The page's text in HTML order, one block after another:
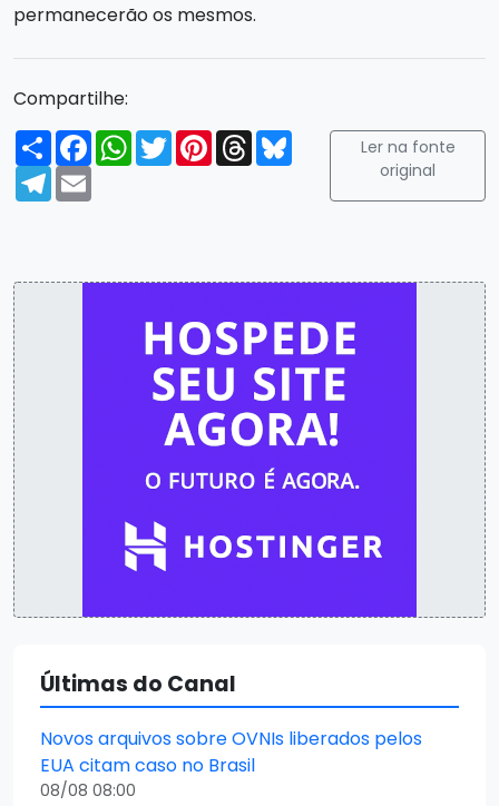
permanecerão os mesmos.
Compartilhe:
Compartilhar
FacebookWhatsApp
TwitterPinterest
ThreadsBluesky
Telegram
Email
Ler na fonte
original
Últimas do Canal
Novos arquivos sobre OVNIs liberados pelos
EUA citam caso no Brasil
08/08 08:00